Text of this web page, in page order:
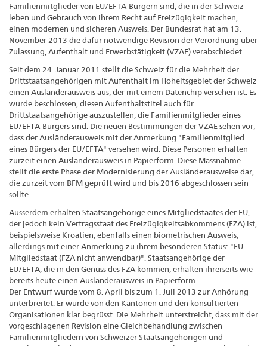
Familienmitglieder von EU/EFTA-Bürgern sind, die in der Schweiz
leben und Gebrauch von ihrem Recht auf Freizügigkeit machen,
einen modernen und sicheren Ausweis. Der Bundesrat hat am 13.
November 2013 die dafür notwendige Revision der Verordnung über
Zulassung, Aufenthalt und Erwerbstätigkeit (VZAE) verabschiedet.
Seit dem 24. Januar 2011 stellt die Schweiz für die Mehrheit der
Drittstaatsangehörigen mit Aufenthalt im Hoheitsgebiet der Schweiz
einen Ausländerausweis aus, der mit einem Datenchip versehen ist. Es
wurde beschlossen, diesen Aufenthaltstitel auch für
Drittstaatsangehörige auszustellen, die Familienmitglieder eines
EU/EFTA-Bürgers sind. Die neuen Bestimmungen der VZAE sehen vor,
dass der Ausländerausweis mit der Anmerkung "Familienmitglied
eines Bürgers der EU/EFTA" versehen wird. Diese Personen erhalten
zurzeit einen Ausländerausweis in Papierform. Diese Massnahme
stellt die erste Phase der Modernisierung der Ausländerausweise dar,
die zurzeit vom BFM geprüft wird und bis 2016 abgeschlossen sein
sollte.
Ausserdem erhalten Staatsangehörige eines Mitgliedstaates der EU,
der jedoch kein Vertragsstaat des Freizügigkeitsabkommens (FZA) ist,
beispielsweise Kroatien, ebenfalls einen biometrischen Ausweis,
allerdings mit einer Anmerkung zu ihrem besonderen Status: "EU-
Mitgliedstaat (FZA nicht anwendbar)". Staatsangehörige der
EU/EFTA, die in den Genuss des FZA kommen, erhalten ihrerseits wie
bereits heute einen Ausländerausweis in Papierform.
Der Entwurf wurde vom 8. April bis zum 1. Juli 2013 zur Anhörung
unterbreitet. Er wurde von den Kantonen und den konsultierten
Organisationen klar begrüsst. Die Mehrheit unterstreicht, dass mit der
vorgeschlagenen Revision eine Gleichbehandlung zwischen
Familienmitgliedern von Schweizer Staatsangehörigen und